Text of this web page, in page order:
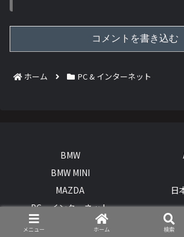
コメントを書き込む
ホーム PC & インターネット
BMW
BMW MINI
MAZDA
日
PC・インターネット
© 2015 BMWとオープンカー、２台持ちは大
メニュー ホーム 検索